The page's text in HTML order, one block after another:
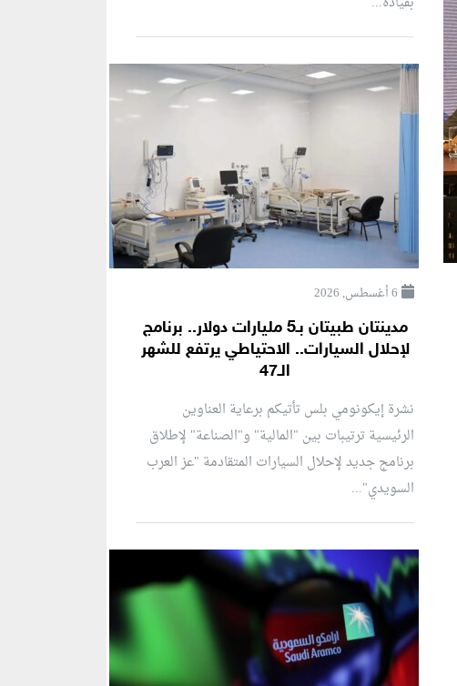
6 أغسطس, 2026
مدينتان طبيتان بـ5 مليارات دولار.. برنامج
لإحلال السيارات.. الاحتياطي يرتفع للشهر
الـ47
نشرة إيكونومي بلس تأتيكم برعاية العناوين
الرئيسية ترتيبات بين "المالية" و"الصناعة" لإطلاق
برنامج جديد لإحلال السيارات المتقادمة "عز العرب
السويدي"...